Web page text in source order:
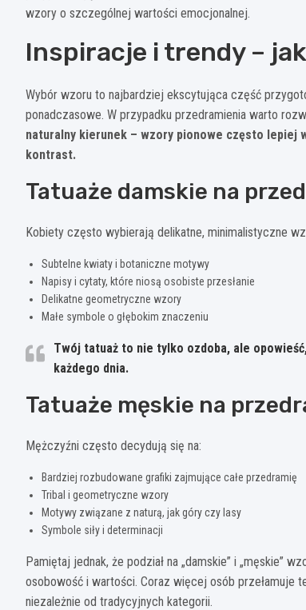
wzory o szczególnej wartości emocjonalnej.
Inspiracje i trendy –
Wybór wzoru to najbardziej ekscytująca część
ponadczasowe. W przypadku przedramienia warto
naturalny kierunek – wzory pionowe często lepiej
kontrast.
Tatuaże damskie na
Kobiety często wybierają delikatne, minimalistyczne
Subtelne kwiaty i botaniczne motywy
Napisy i cytaty, które niosą osobiste przesłanie
Delikatne geometryczne wzory
Małe symbole o głębokim znaczeniu
Twój tatuaż to nie tylko ozdoba, ale
każdego dnia.
Tatuaże męskie na
Mężczyźni często decydują się na:
Bardziej rozbudowane grafiki zajmujące całe przedramię
Tribal i geometryczne wzory
Motywy związane z naturą, jak góry czy lasy
Symbole siły i determinacji
Pamiętaj jednak, że podział na „damskie” i „męskie”
osobowość i wartości. Coraz więcej osób przełamuje
niezależnie od tradycyjnych kategorii.